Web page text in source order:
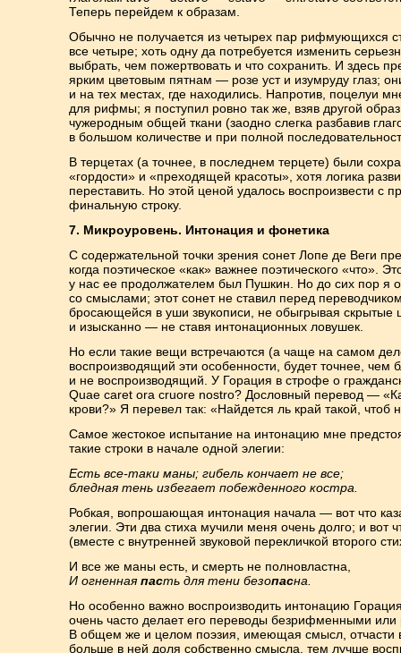
Теперь перейдем к образам.
Обычно не получается из четырех пар рифмующихся
все четыре; хоть одну да потребуется изменить
выбрать, чем пожертвовать и что сохранить. И здесь
ярким цветовым пятнам — розе уст и изумруду глаз;
и на тех местах, где находились. Напротив, поцелуи
для рифмы; я поступил ровно так же, взяв другой
чужеродным общей ткани (заодно слегка разбавив
в большом количестве и при полной
В терцетах (а точнее, в последнем терцете) были
«гордости» и «преходящей красоты», хотя логика
переставить. Но этой ценой удалось воспроизвести с
финальную строку.
7. Микроуровень. Интонация и фонетика
С содержательной точки зрения сонет Лопе де Веги
когда поэтическое «как» важнее поэтического «что».
у нас ее продолжателем был Пушкин. Но до сих пор я
со смыслами; этот сонет не ставил перед
бросающейся в уши звукописи, не обыгрывая скрытые
и изысканно — не ставя интонационных ловушек.
Но если такие вещи встречаются (а чаще на самом
воспроизводящий эти особенности, будет точнее, чем
и не воспроизводящий. У Горация в строфе о
Quae caret ora cruore nostro? Дословный перевод —
крови?» Я перевел так: «Найдется ль край такой, чтоб
Самое жестокое испытание на интонацию мне
такие строки в начале одной элегии:
Есть все-таки маны; гибель кончает не все;
бледная тень избегает побежденного костра.
Робкая, вопрошающая интонация начала — вот что
элегии. Эти два стиха мучили меня очень долго; и вот
(вместе с внутренней звуковой перекличкой второго
И все же маны есть, и смерть не полновластна,
И огненнаяпасть для тени безопасна.
Но особенно важно воспроизводить интонацию
очень часто делает его переводы безрифменными
В общем же и целом поэзия, имеющая смысл, отчасти
больше в ней доля собственно смысла, тем лучше